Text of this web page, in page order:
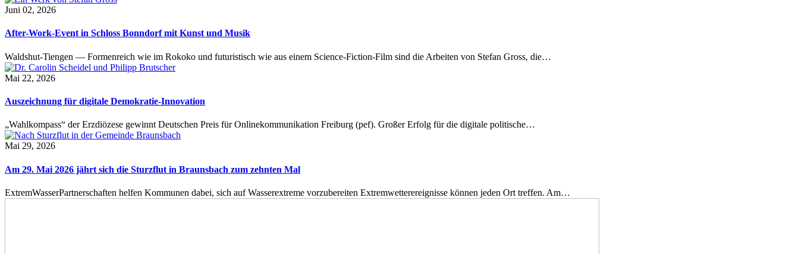
Juni 02, 2026
After-Work-Event in Schloss Bonndorf mit Kunst und Musik
Waldshut-Tiengen — Formenreich wie im Rokoko und futuristisch wie aus einem Science-Fiction-Film sind die Arbeiten von Stefan Gross, die…
Mai 22, 2026
Auszeichnung für digitale Demokratie-Innovation
„Wahlkompass“ der Erzdiözese gewinnt Deutschen Preis für Onlinekommunikation Freiburg (pef). Großer Erfolg für die digitale politische…
Mai 29, 2026
Am 29. Mai 2026 jährt sich die Sturzflut in Braunsbach zum zehnten Mal
ExtremWasserPartnerschaften helfen Kommunen dabei, sich auf Wasserextreme vorzubereiten Extremwetterereignisse können jeden Ort treffen. Am…